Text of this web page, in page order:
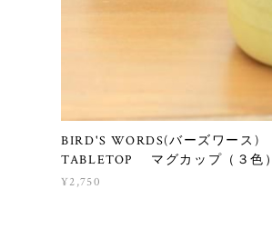
BIRD'S WORDS(バーズワース)
TABLETOP マグカップ（３色）
¥2,750